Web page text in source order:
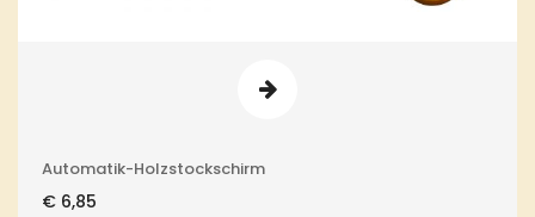
Automatik-Holzstockschirm
€ 6,85